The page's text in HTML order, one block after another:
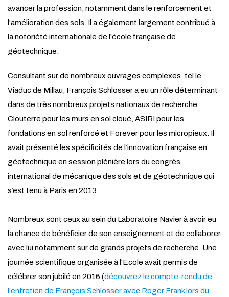
avancer la profession, notamment dans le renforcement et
l'amélioration des sols. Il a également largement contribué à
la notoriété internationale de l'école française de
géotechnique.
Consultant sur de nombreux ouvrages complexes, tel le
Viaduc de Millau, François Schlosser a eu un rôle déterminant
dans de très nombreux projets nationaux de recherche :
Clouterre pour les murs en sol cloué, ASIRI pour les
fondations en sol renforcé et Forever pour les micropieux. Il
avait présenté les spécificités de l’innovation française en
géotechnique en session plénière lors du congrès
international de mécanique des sols et de géotechnique qui
s’est tenu à Paris en 2013.
Nombreux sont ceux au sein du Laboratoire Navier à avoir eu
la chance de bénéficier de son enseignement et de collaborer
avec lui notamment sur de grands projets de recherche. Une
journée scientifique organisée à l'Ecole avait permis de
célébrer son jubilé en 2016 (découvrez le compte-rendu de
l'entretien de François Schlosser avec Roger Frank lors du